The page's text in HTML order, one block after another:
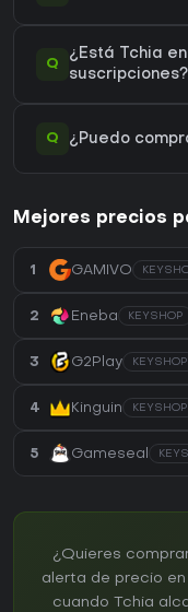
Q
¿Está Tchia
suscripciones?
Q ¿Puedo
Mejores precios
1 GAMIVO
2 Eneba KEYSHOP
3 G2Play KEYSHOP
4 Kinguin KEYSHOP
5 Gameseal
¿Quieres
alerta de precio
cuando Tchia